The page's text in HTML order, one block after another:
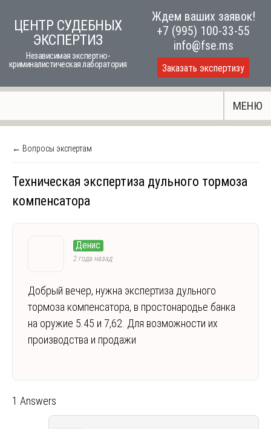
ЦЕНТР СУДЕБНЫХ
ЭКСПЕРТИЗ
Независимая экспертно-
криминалистическая лаборатория
Ждем ваших заявок!
+7 (995) 100-33-55
info@fse.ms
Заказать экспертизу
МЕНЮ
← Вопросы экспертам
Техническая экспертиза дульного тормоза
компенсатора
Денис
2 года назад
Добрый вечер, нужна экспертиза дульного
тормоза компенсатора, в простонародье банка
на оружие 5.45 и 7,62. Для возможности их
производства и продажи
1 Answers